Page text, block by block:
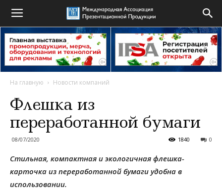
На главную Новости компаний
Флешка из
переработанной бумаги
08/07/2020 0
1840
Стильная, компактная и экологичная флешка-
карточка из переработанной бумаги удобна в
использовании.